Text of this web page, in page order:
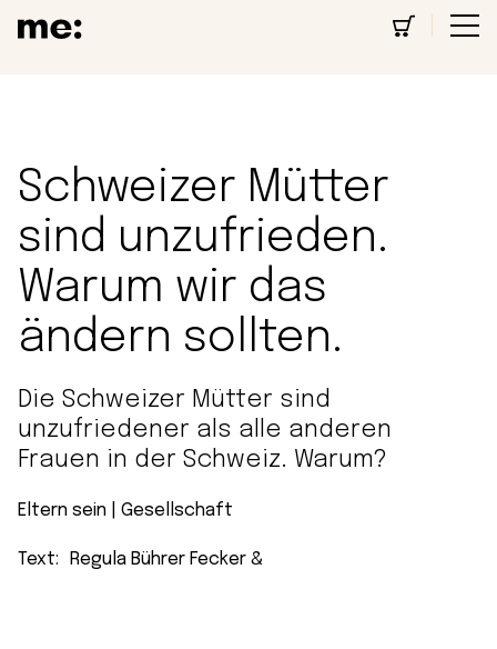
Schweizer Mütter
sind unzufrieden.
Warum wir das
ändern sollten.
Die Schweizer Mütter sind
unzufriedener als alle anderen
Frauen in der Schweiz. Warum?
Eltern sein Gesellschaft
Text: Regula Bührer Fecker &